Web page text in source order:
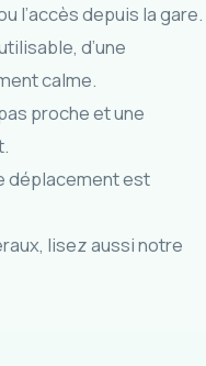
l’accès depuis la gare.
d’une
calme.
proche et une
déplacement est
lisez aussi notre